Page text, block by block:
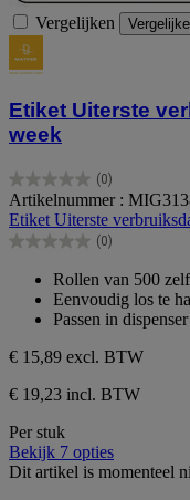
Vergelijken
Etiket Uiterste
week
(0)
0.0
van
de
5
Artikelnummer :
Etiket Uiterste
(0)
0.0
sterren.
Rollen van 500
Eenvoudig los te
Passen in
€ 15,89 excl. BTW
€ 19,23 incl. BTW
Per stuk
Bekijk 7 opties
Dit artikel is momenteel